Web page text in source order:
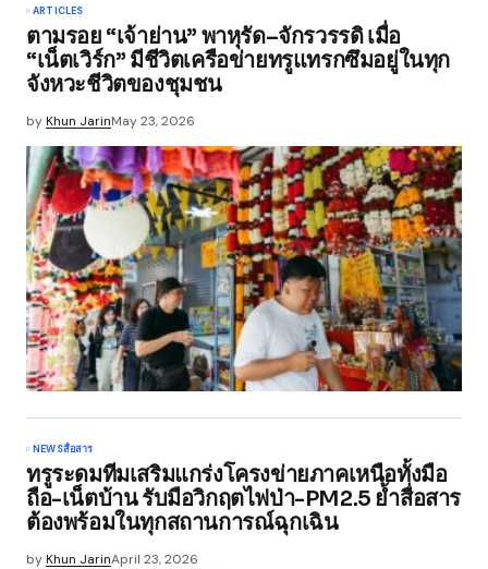
ARTICLES
ตามรอย “เจ้าย่าน” พาหุรัด–จักรวรรดิ เมื่อ
“เน็ตเวิร์ก” มีชีวิตเครือข่ายทรูแทรกซึมอยู่ในทุก
จังหวะชีวิตของชุมชน
byKhun JarinMay 23, 2026
NEWSสื่อสาร
ทรูระดมทีมเสริมแกร่งโครงข่ายภาคเหนือทั้งมือ
ถือ-เน็ตบ้าน รับมือวิกฤตไฟป่า-PM2.5 ย้ำสื่อสาร
ต้องพร้อมในทุกสถานการณ์ฉุกเฉิน
byKhun JarinApril 23, 2026